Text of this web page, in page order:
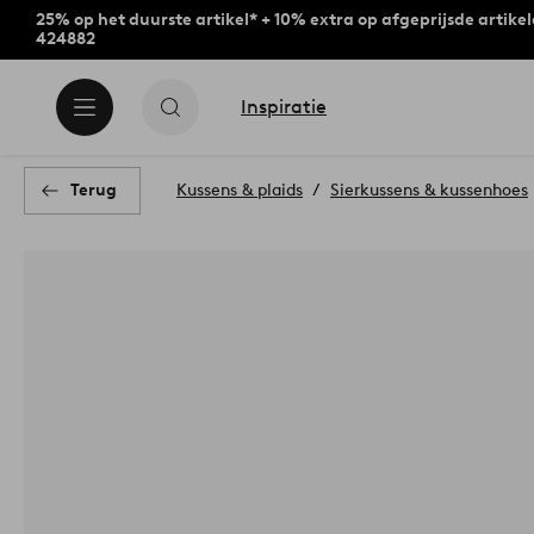
25% op het duurste artikel* + 10% extra op afgeprijsde
424882
Inspiratie
Terug Kussens & plaids Sierkussens & kussenhoes